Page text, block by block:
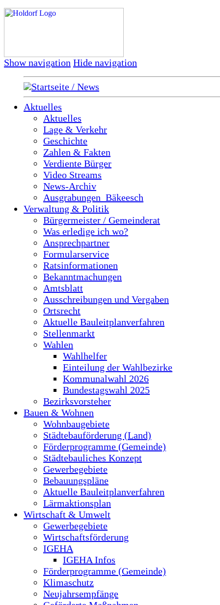
Show navigation Hide navigation
Startseite / News
Aktuelles
Aktuelles
Lage & Verkehr
Geschichte
Zahlen & Fakten
Verdiente Bürger
Video Streams
News-Archiv
Ausgrabungen_Bäkeesch
Verwaltung & Politik
Bürgermeister / Gemeinderat
Was erledige ich wo?
Ansprechpartner
Formularservice
Ratsinformationen
Bekanntmachungen
Amtsblatt
Ausschreibungen und Vergaben
Ortsrecht
Aktuelle Bauleitplanverfahren
Stellenmarkt
Wahlen
Wahlhelfer
Einteilung der Wahlbezirke
Kommunalwahl 2026
Bundestagswahl 2025
Bezirksvorsteher
Bauen & Wohnen
Wohnbaugebiete
Städtebauförderung (Land)
Förderprogramme (Gemeinde)
Städtebauliches Konzept
Gewerbegebiete
Bebauungspläne
Aktuelle Bauleitplanverfahren
Lärmaktionsplan
Wirtschaft & Umwelt
Gewerbegebiete
Wirtschaftsförderung
IGEHA
IGEHA Infos
Förderprogramme (Gemeinde)
Klimaschutz
Neujahrsempfänge